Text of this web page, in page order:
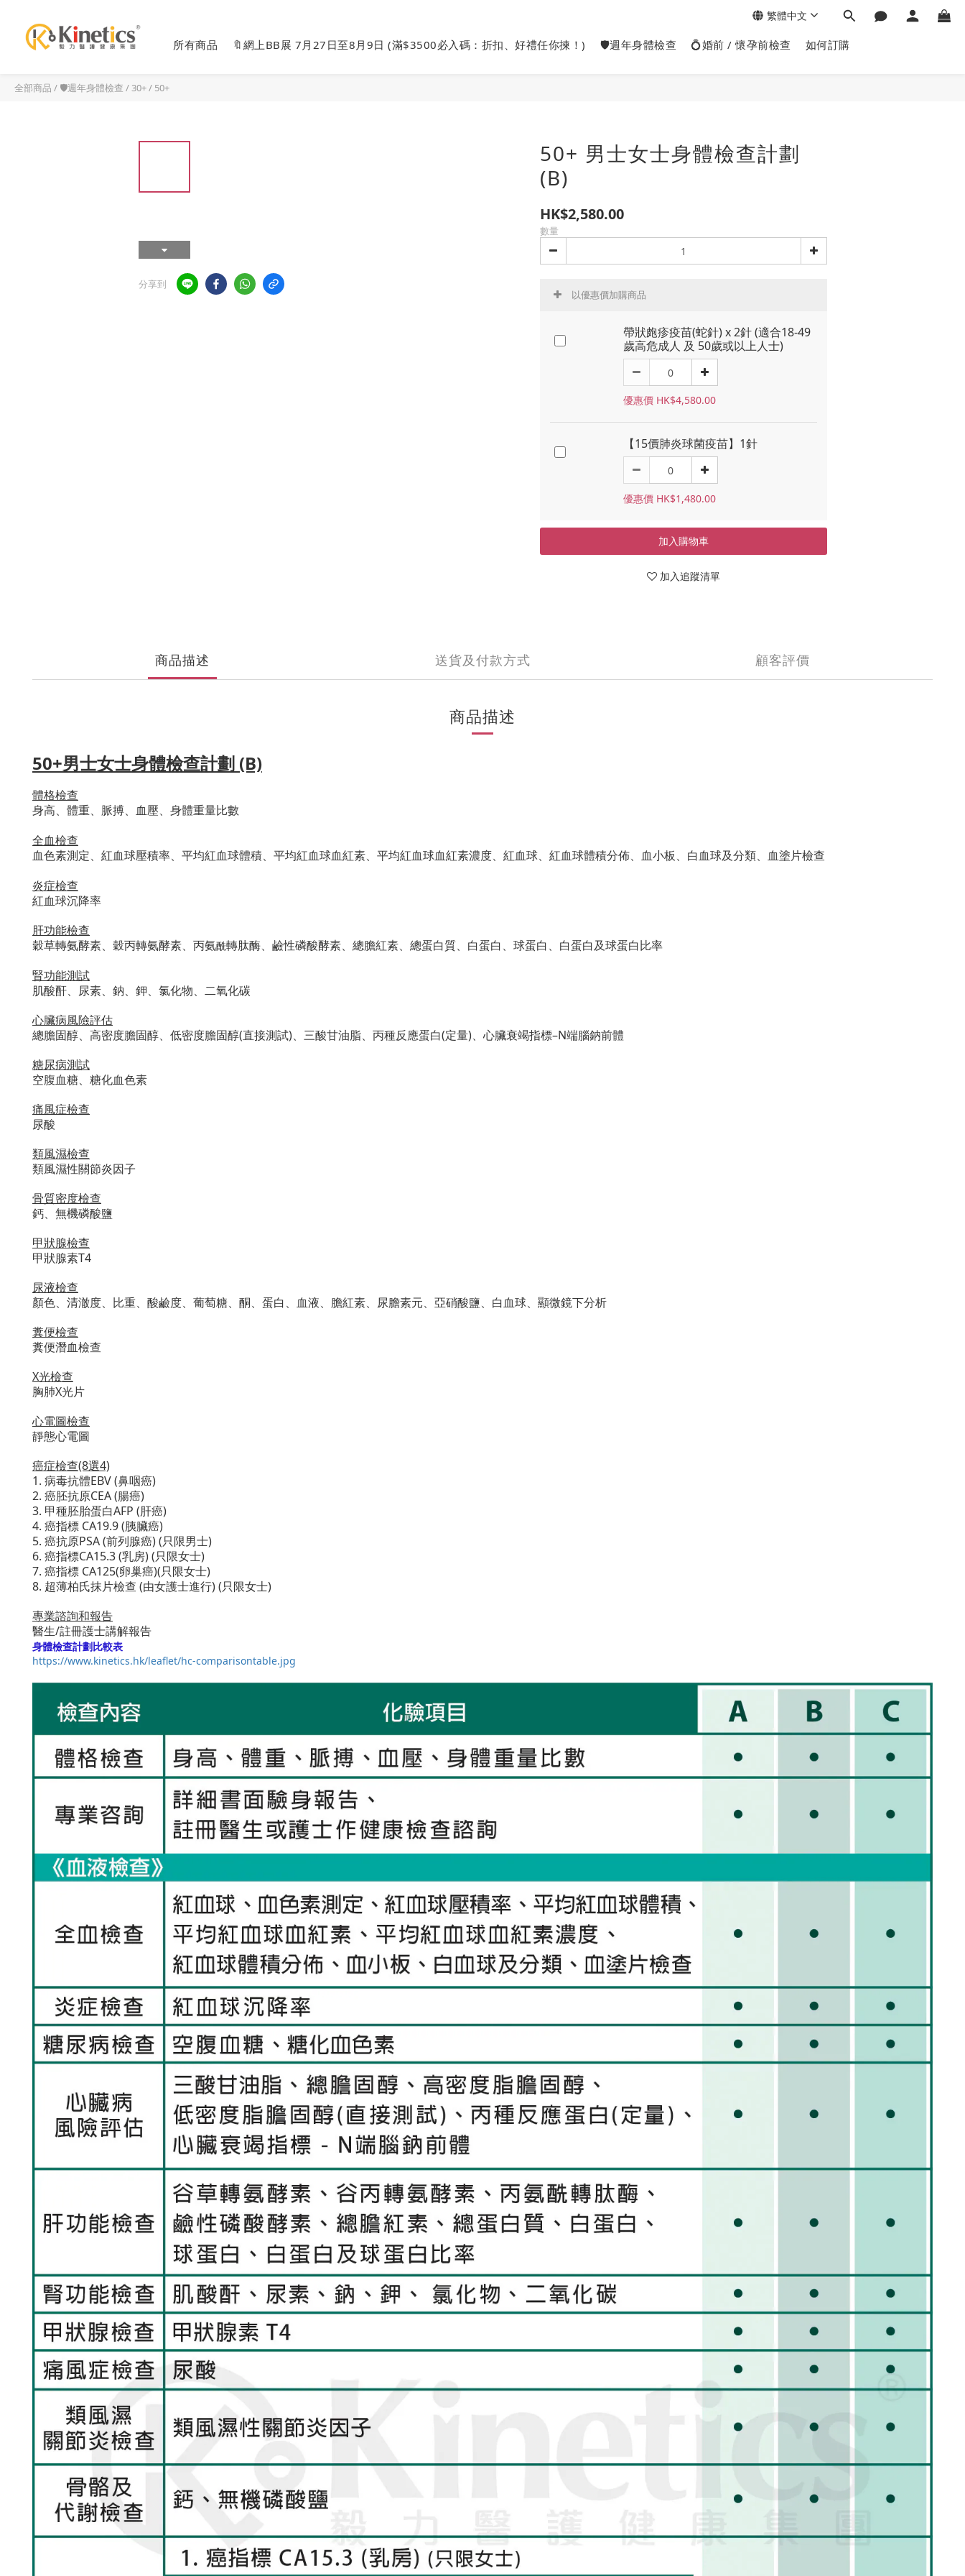
所有商品 🔖網上BB展 7月27日至8月9日 (滿$3500必入碼：折扣、好禮任你揀！) 🛡️週年身體檢查 💍婚前 / 懷孕前檢查 如何訂購
繁體中文
全部商品 / 🛡️週年身體檢查 / 30+ / 50+
分享到
50+ 男士女士身體檢查計劃
(B)
HK$2,580.00
數量
以優惠價加購商品
帶狀皰疹疫苗(蛇針) x 2針 (適合18-49
歲高危成人 及 50歲或以上人士)
優惠價 HK$4,580.00
【15價肺炎球菌疫苗】1針
優惠價 HK$1,480.00
加入購物車
加入追蹤清單
商品描述 送貨及付款方式 顧客評價
商品描述
50+男士女士身體檢查計劃 (B)
體格檢查
身高、體重、脈搏、血壓、身體重量比數
全血檢查
血色素測定、紅血球壓積率、平均紅血球體積、平均紅血球血紅素、平均紅血球血紅素濃度、紅血球、紅血球體積分佈、血小板、白血球及分類、血塗片檢查
炎症檢查
紅血球沉降率
肝功能檢查
穀草轉氨酵素、穀丙轉氨酵素、丙氨酰轉肽酶、鹼性磷酸酵素、總膽紅素、總蛋白質、白蛋白、球蛋白、白蛋白及球蛋白比率
腎功能測試
肌酸酐、尿素、鈉、鉀、氯化物、二氧化碳
心臟病風險評估
總膽固醇、高密度膽固醇、低密度膽固醇(直接測試)、三酸甘油脂、丙種反應蛋白(定量)、心臟衰竭指標–N端腦鈉前體
糖尿病測試
空腹血糖、糖化血色素
痛風症檢查
尿酸
類風濕檢查
類風濕性關節炎因子
骨質密度檢查
鈣、無機磷酸鹽
甲狀腺檢查
甲狀腺素T4
尿液檢查
顏色、清澈度、比重、酸鹼度、葡萄糖、酮、蛋白、血液、膽紅素、尿膽素元、亞硝酸鹽、白血球、顯微鏡下分析
糞便檢查
糞便潛血檢查
X光檢查
胸肺X光片
心電圖檢查
靜態心電圖
癌症檢查(8選4)
1. 病毒抗體EBV (鼻咽癌)
2. 癌胚抗原CEA (腸癌)
3. 甲種胚胎蛋白AFP (肝癌)
4. 癌指標 CA19.9 (胰臟癌)
5. 癌抗原PSA (前列腺癌) (只限男士)
6. 癌指標CA15.3 (乳房) (只限女士)
7. 癌指標 CA125(卵巢癌)(只限女士)
8. 超薄柏氏抹片檢查 (由女護士進行) (只限女士)
專業諮詢和報告
醫生/註冊護士講解報告
身體檢查計劃比較表
https://www.kinetics.hk/leaflet/hc-comparisontable.jpg